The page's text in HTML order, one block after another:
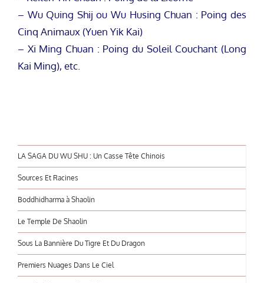
– Wu Quing Shij ou Wu Husing Chuan : Poing des
Cinq Animaux (Yuen Yik Kai)
– Xi Ming Chuan : Poing du Soleil Couchant (Long
Kai Ming), etc.
LA SAGA DU WU SHU : Un Casse Tête Chinois
Sources Et Racines
Boddhidharma à Shaolin
Le Temple De Shaolin
Sous La Bannière Du Tigre Et Du Dragon
Premiers Nuages Dans Le Ciel